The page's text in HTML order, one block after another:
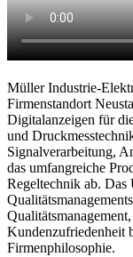
Müller Industrie-
Firmenstandort
Digitalanzeigen für
und
Signalverarbeitung,
das umfangreiche
Regeltechnik ab. Das
Kundenzufriedenheit
Firmenphilosophie.